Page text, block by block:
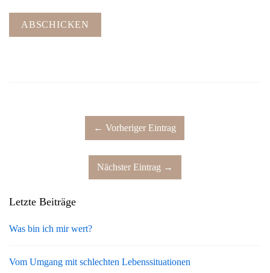
ABSCHICKEN
← Vorheriger Eintrag
Nächster Eintrag →
Letzte Beiträge
Was bin ich mir wert?
Vom Umgang mit schlechten Lebenssituationen